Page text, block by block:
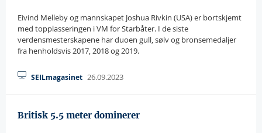
Eivind Melleby og mannskapet Joshua Rivkin (USA) er bortskjemt
med topplasseringen i VM for Starbåter. I de siste
verdensmesterskapene har duoen gull, sølv og bronsemedaljer
fra henholdsvis 2017, 2018 og 2019.
SEILmagasinet 26.09.2023
Britisk 5.5 meter dominerer